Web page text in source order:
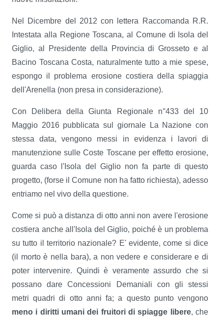
Nel Dicembre del 2012 con lettera Raccomanda R.R.
Intestata alla Regione Toscana, al Comune di Isola del
Giglio, al Presidente della Provincia di Grosseto e al
Bacino Toscana Costa, naturalmente tutto a mie spese,
espongo il problema erosione costiera della spiaggia
dell'Arenella (non presa in considerazione).
Con Delibera della Giunta Regionale n°433 del 10
Maggio 2016 pubblicata sul giornale La Nazione con
stessa data, vengono messi in evidenza i lavori di
manutenzione sulle Coste Toscane per effetto erosione,
guarda caso l'Isola del Giglio non fa parte di questo
progetto, (forse il Comune non ha fatto richiesta), adesso
entriamo nel vivo della questione.
Come si può a distanza di otto anni non avere l'erosione
costiera anche all'Isola del Giglio, poiché è un problema
su tutto il territorio nazionale? E' evidente, come si dice
(il morto è nella bara), a non vedere e considerare e di
poter intervenire. Quindi è veramente assurdo che si
possano dare Concessioni Demaniali con gli stessi
metri quadri di otto anni fa; a questo punto vengono
meno i diritti umani dei fruitori di spiagge libere, che